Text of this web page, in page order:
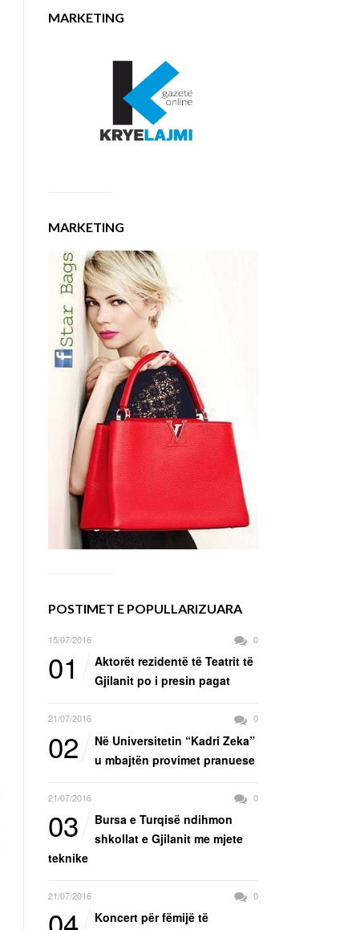
MARKETING
MARKETING
POSTIMET E POPULLARIZUARA
15/07/2016 0
01
Aktorët rezidentë të Teatrit të
Gjilanit po i presin pagat
21/07/2016 0
02
Në Universitetin “Kadri Zeka”
u mbajtën provimet pranuese
21/07/2016 0
03
Bursa e Turqisë ndihmon
shkollat e Gjilanit me mjete
teknike
21/07/2016 0
Koncert për fëmijë të